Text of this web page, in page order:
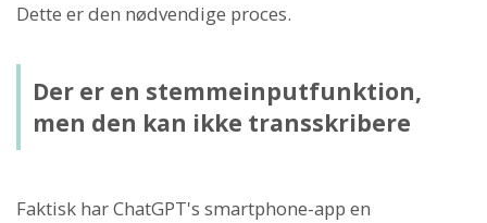
Dette er den nødvendige proces.
Der er en stemmeinputfunktion,
men den kan ikke transskribere
Faktisk har ChatGPT's smartphone-app en